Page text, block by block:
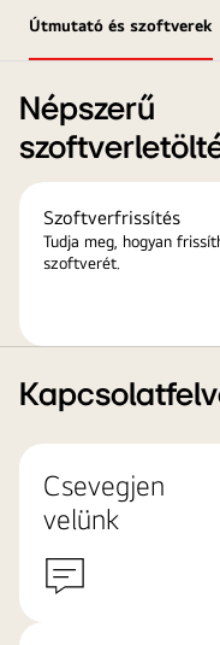
Útmutató és szoftverek
Népszerű
Szoftverfrissítés
Tudja meg, hogyan
szoftverét.
Csevegjen
velünk